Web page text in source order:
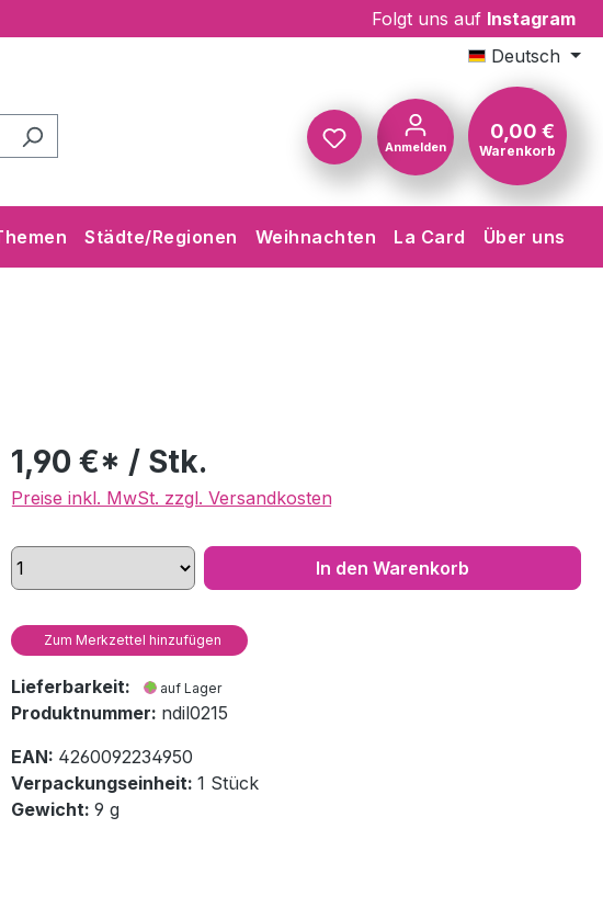
Folgt uns auf Instagram
Deutsch
Anmelden
0,00 €
Warenkorb
Städte/Regionen Weihnachten La Card Über uns
1,90 €* / Stk.
Preise inkl. MwSt. zzgl. Versandkosten
In den Warenkorb
Zum Merkzettel hinzufügen
Lieferbarkeit: auf Lager
Produktnummer: ndil0215
EAN: 4260092234950
Verpackungseinheit: 1 Stück
Gewicht: 9 g